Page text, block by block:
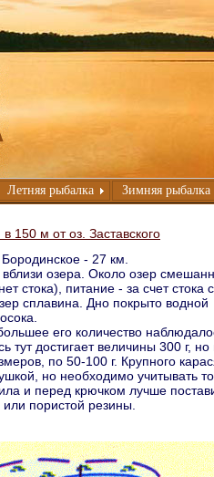
Летняя рыбалка Зимняя рыбалка
150 м от оз. Заставского
- 27 км.
озера. Около озер
стока), питание - за счет стока с
сплавина. Дно покрыто водной
его количество
достигает величины 300 г, но
по 50-100 г. Крупного
но необходимо учитывать
и перед крючком лучше
пористой резины.